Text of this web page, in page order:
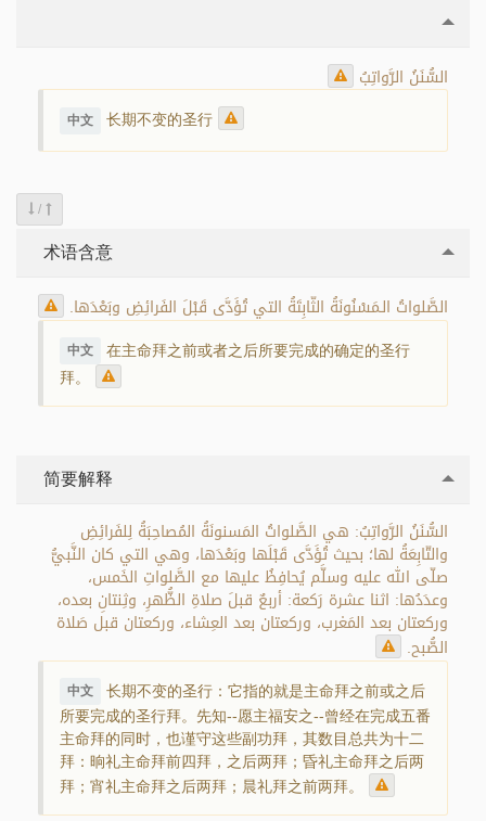
السُّنَنُ الرَّواتِبُ
中文 长期不变的圣行
/
术语含意
الصَّلواتُ الـمَسْنُونَةُ الثّابِتَةُ التي تُؤَدَّى قَبْلَ الفَرائِضِ وبَعْدَها.
中文 在主命拜之前或者之后所要完成的确定的圣行
拜。
简要解释
السُّنَنُ الرَّواتِبُ: هي الصَّلواتُ المَسنونَةُ المُصاحِبَةُ لِلفَرائِضِ
والتّابِعَةُ لها؛ بحيث تُؤَدَّى قَبْلَها وبَعْدَها، وهي التي كان النَّبيُّ
صلّى الله عليه وسلَّم يُحافِظُ عليها مع الصَّلواتِ الخَمس،
وعدَدُها: اثنا عشرة رَكعة: أربعٌ قبلَ صلاةِ الظُّهرِ، وثِنتانِ بعده،
وركعتان بعد المَغرب، وركعتان بعد العِشاء، وركعتان قبل صَلاة
الصُّبح.
中文 长期不变的圣行：它指的就是主命拜之前或之后
所要完成的圣行拜。先知--愿主福安之--曾经在完成五番
主命拜的同时，也谨守这些副功拜，其数目总共为十二
拜：晌礼主命拜前四拜，之后两拜；昏礼主命拜之后两
拜；宵礼主命拜之后两拜；晨礼拜之前两拜。